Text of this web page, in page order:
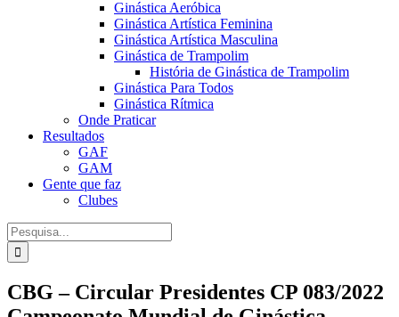
Ginástica Aeróbica
Ginástica Artística Feminina
Ginástica Artística Masculina
Ginástica de Trampolim
História de Ginástica de Trampolim
Ginástica Para Todos
Ginástica Rítmica
Onde Praticar
Resultados
GAF
GAM
Gente que faz
Clubes
Procurar
por:
CBG – Circular Presidentes CP 083/2022